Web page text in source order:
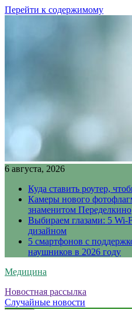
Перейти к содержимому
6 августа, 2026
Куда ставить роутер,
Камеры нового
знаменитом Переделкино
Выбираем глазами: 5 Wi-
дизайном
5 смартфонов с
наушников в 2026 году
Медицина
Новостная рассылка
Случайные новости